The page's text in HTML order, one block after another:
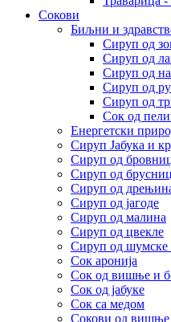
Сокови
Биљни и
Сируп од
Сируп од
Сируп од
Сируп од
Сируп од
Сок од
Енергетски
Сируп Јабука и
Сируп од
Сируп од
Сируп од
Сируп од јагоде
Сируп од малина
Сируп од цвекле
Сируп од шумске
Сок аронија
Сок од вишње и
Сок од јабуке
Сок са медом
Сокови од